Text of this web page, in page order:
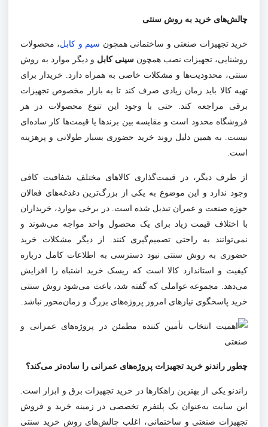
چالش‌های خرید به روش سنتی
خرید تجهیزات صنعتی و ساختمانی همچون سیم و کابل، محصولات
روشنایی، تجهیزات نصب همچون سینی کابل و دیگر موارد به روش
سنتی، محدودیت‌ها و مشکلات خاصی به همراه دارد. خریدار برای
تهیه کالا باید زمان زیادی صرف کند تا به بازار مخصوص تجهیزات
برقی مراجعه کند. حتی با وجود این تنوع محصولات در هر
فروشگاه محدود است و مقایسه بین برندها یا قیمت‌ها کار ساده‌ای
نیست. به همین دلیل روند خرید حضوری بسبار طولانی و پرهزینه
است
از طرف دیگر، در قیمت‌گذاری کالاهای مختلف شفافیت کافی
وجود ندارد و این موضوع به یکی از بزرگ‌ترین دغدغه‌های فعالان
حوزه صنعت و عمران تبدیل شده است. در برخی موارد، خریداران
با اختلاف قیمت‌ زیاد برای یک محصول واحد مواجه می‌شوند و
نمی‌توانند به راحتی تصمیم‌گیری کنند. از دیگر مشکلات خرید
حضوری به روش سنتی نبود دسترسی به اطلاعات کامل درباره
کیفیت و استاندارد کالا است که ریسک خرید اشتباه را افزایش
می‌دهد. مجموعه عواملی که گفته شد، باعث می‌شود روش سنتی
خرید پاسخگوی نیازهای امروز پروژه‌های بزرگ و زمان‌محور نباشد
چطور راندنو خرید تجهیزات پروژه‌های عمرانی را ساده‌تر می‌کند؟
راندنو یکی از بهترین راهکارها در خرید تجهیزات برق و ابزار است.
این سایت به‌عنوان یک پلتفرم تخصصی در زمینه خرید و فروش
تجهیزات صنعتی و ساختمانی، اغلب چالش‌های روش خرید سنتی